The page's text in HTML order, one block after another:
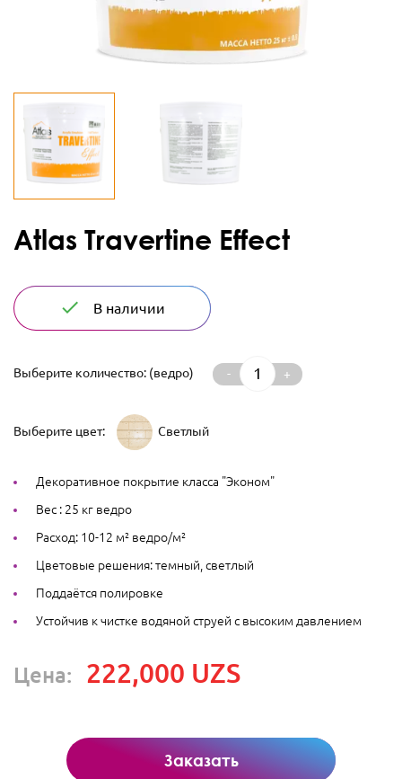
Atlas Travertine Effect
done В наличии
Выберите количество: (ведро) - +
Выберите цвет: Светлый
Декоративное покрытие класса "Эконом"
Вес : 25 кг ведро
Расход: 10-12 м² ведро/м²
Цветовые решения: темный, светлый
Поддаётся полировке
Устойчив к чистке водяной струей с высоким давлением
Цена: 222,000 UZS
Заказать